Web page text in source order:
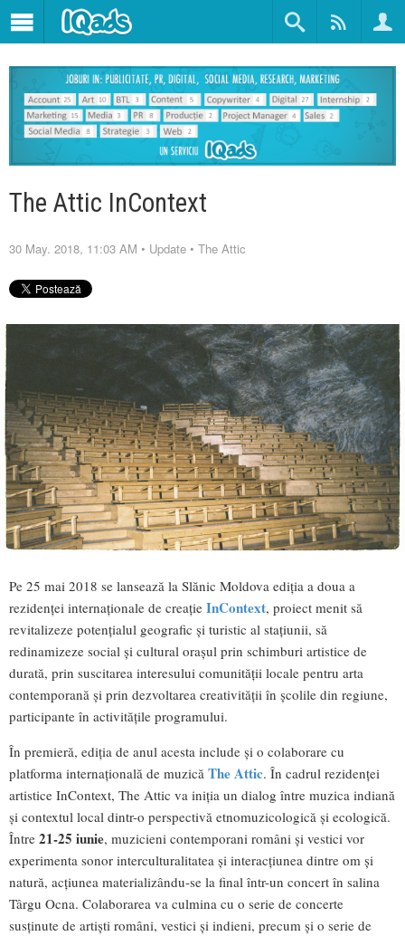
The Attic InContext
30 May. 2018, 11:03 AM • Update • The Attic
Pe 25 mai 2018 se lansează la Slănic Moldova ediția a doua a
rezidenței internaționale de creație InContext, proiect menit să
revitalizeze potențialul geografic și turistic al stațiunii, să
redinamizeze social și cultural orașul prin schimburi artistice de
durată, prin suscitarea interesului comunității locale pentru arta
contemporană și prin dezvoltarea creativității în școlile din regiune,
participante în activitățile programului.
În premieră, ediția de anul acesta include și o colaborare cu
platforma internațională de muzică The Attic. În cadrul rezidenței
artistice InContext, The Attic va iniția un dialog între muzica indiană
și contextul local dintr-o perspectivă etnomuzicologică și ecologică.
Între 21-25 iunie, muzicieni contemporani români și vestici vor
experimenta sonor interculturalitatea și interacțiunea dintre om și
natură, acțiunea materializându-se la final într-un concert în salina
Târgu Ocna. Colaborarea va culmina cu o serie de concerte
susținute de artiști români, vestici și indieni, precum și o serie de